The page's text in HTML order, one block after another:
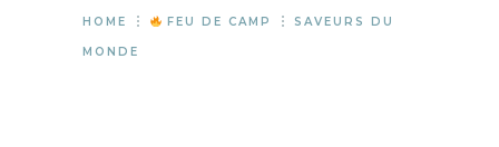
HOME FEU DE CAMP SAVEURS DU
MONDE